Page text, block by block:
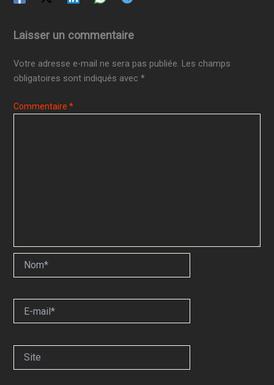
Laisser un commentaire
Votre adresse e-mail ne sera pas publiée. Les champs
obligatoires sont indiqués avec*
Commentaire*
mail*